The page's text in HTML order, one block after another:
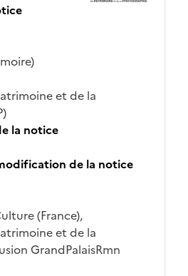
et de la
la notice
de la notice
(France),
et de la
GrandPalaisRmn